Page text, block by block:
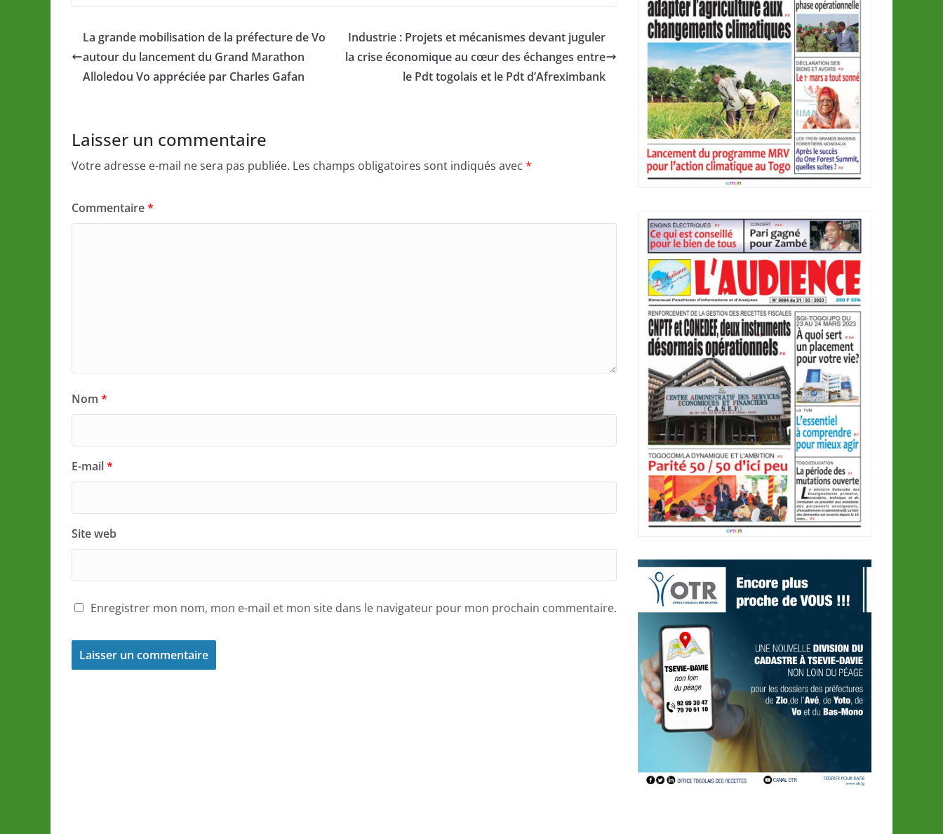
La grande mobilisation de la préfecture de Vo
autour du lancement du Grand Marathon
Alloledou Vo appréciée par Charles Gafan
Industrie : Projets et mécanismes devant juguler
la crise économique au cœur des échanges entre
le Pdt togolais et le Pdt d’Afreximbank
Laisser un commentaire
Votre adresse e-mail ne sera pas publiée. Les champs obligatoires sont indiqués avec *
Commentaire*
Nom *
E-mail*
Site web
Enregistrer mon nom, mon e-mail et mon site dans le navigateur pour mon prochain commentaire.